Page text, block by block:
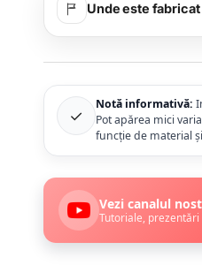
Unde este
✓
Notă informativă:
Pot apărea mici
funcție de material
Vezi canalul
Tutoriale,